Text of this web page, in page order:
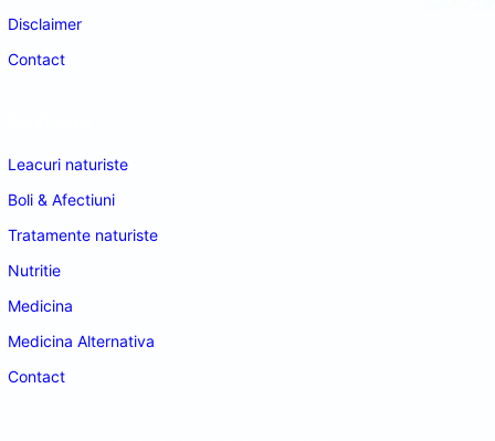
Disclaimer
Contact
Leacuri naturiste
Boli & Afectiuni
Tratamente naturiste
Nutritie
Medicina
Medicina Alternativa
Contact